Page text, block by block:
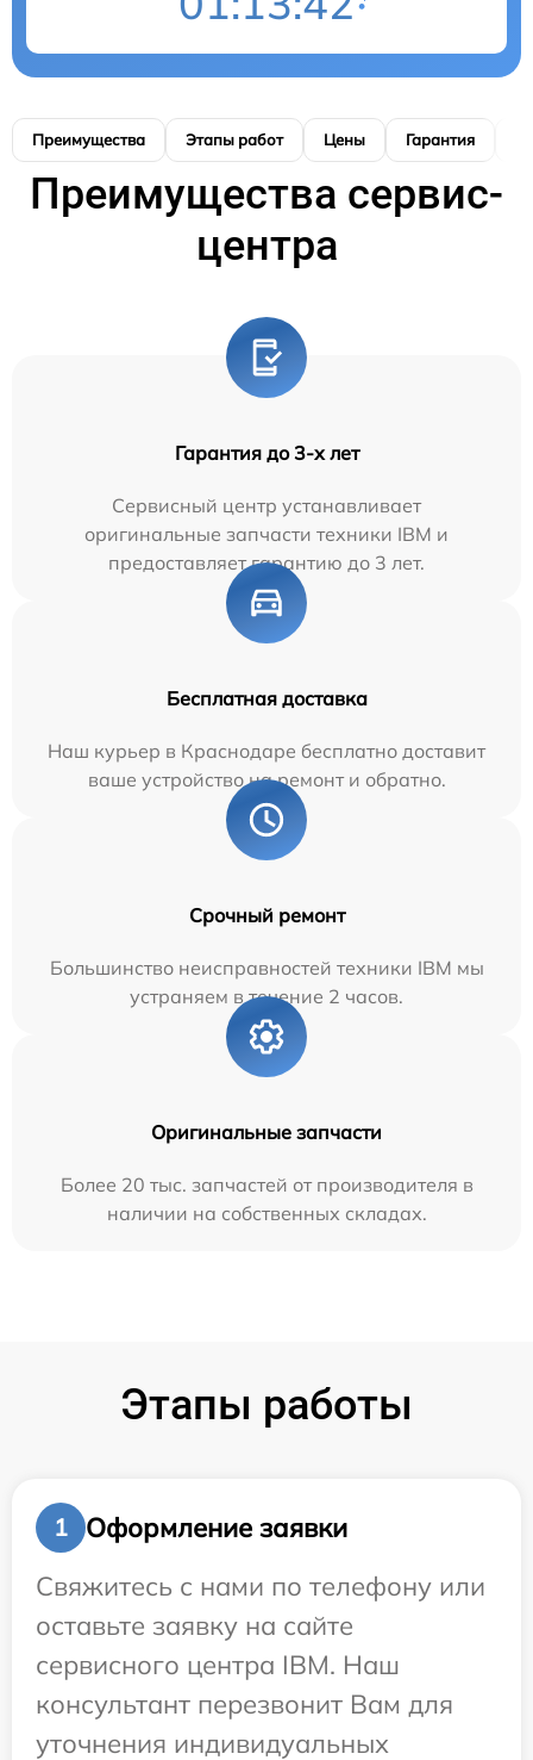
Преимущества Этапы работ Цены Гарантия
Преимущества сервис-
центра
Гарантия до 3-х лет
Сервисный центр устанавливает
оригинальные запчасти техники IBM и
предоставляет гарантию до 3 лет.
Бесплатная доставка
Наш курьер в Краснодаре бесплатно доставит
ваше устройство на ремонт и обратно.
Срочный ремонт
Большинство неисправностей техники IBM мы
устраняем в течение 2 часов.
Оригинальные запчасти
Более 20 тыс. запчастей от производителя в
наличии на собственных складах.
Этапы работы
1
Оформление заявки
Свяжитесь с нами по телефону или
оставьте заявку на сайте
сервисного центра IBM. Наш
консультант перезвонит Вам для
уточнения индивидуальных